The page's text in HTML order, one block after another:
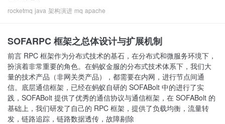
rocketmq java 架构演进 mq apache
SOFARPC 框架之总体设计与扩展机制
前言 RPC 框架作为分布式技术的基石，在分布式和微服务环境下，
扮演着非常重要的角色。在蚂蚁金服的分布式技术体系下，我们大
量的技术产品（非网关类产品），都需要在内网，进行节点间通
信。底层通信框架，已经在蚂蚁自研的 SOFABolt 中的进行了实
践，SOFABolt 提供了优秀的通信协议与通信框架，在 SOFABolt 的
基础上，我们研发了自己的 RPC 框架，提供了负载均衡，流量转
发，链路追踪，链路数据透传，故障剔除